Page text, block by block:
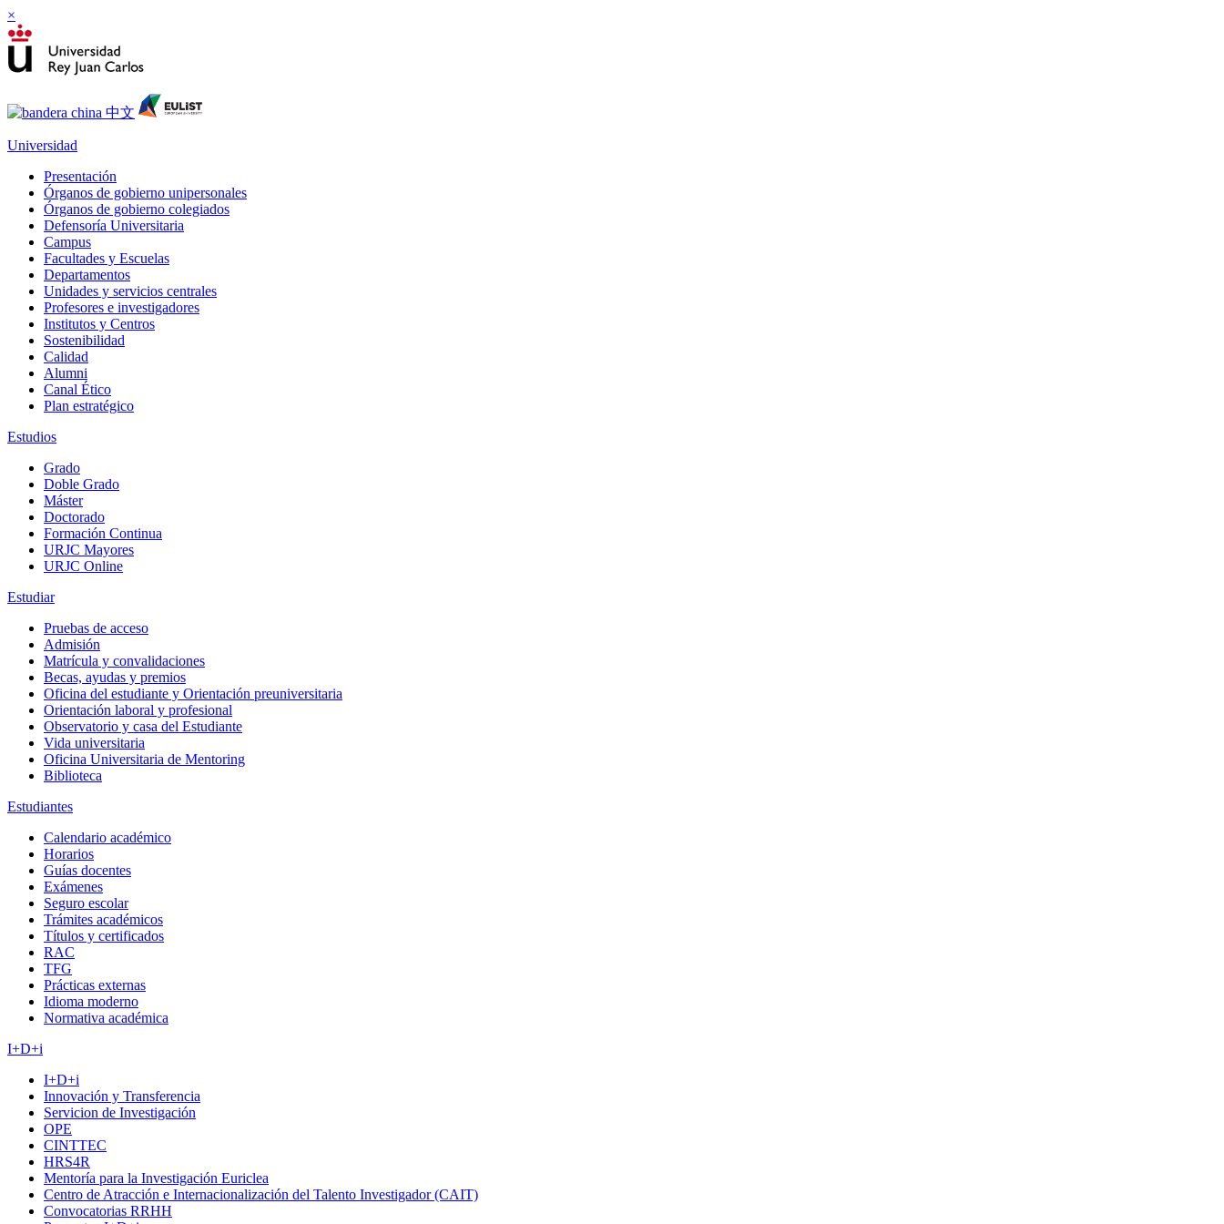
×
Universidad
Presentación
Órganos de gobierno unipersonales
Órganos de gobierno colegiados
Defensoría Universitaria
Campus
Facultades y Escuelas
Departamentos
Unidades y servicios centrales
Profesores e investigadores
Institutos y Centros
Sostenibilidad
Calidad
Alumni
Canal Ético
Plan estratégico
Estudios
Grado
Doble Grado
Máster
Doctorado
Formación Continua
URJC Mayores
URJC Online
Estudiar
Pruebas de acceso
Admisión
Matrícula y convalidaciones
Becas, ayudas y premios
Oficina del estudiante y Orientación preuniversitaria
Orientación laboral y profesional
Observatorio y casa del Estudiante
Vida universitaria
Oficina Universitaria de Mentoring
Biblioteca
Estudiantes
Calendario académico
Horarios
Guías docentes
Exámenes
Seguro escolar
Trámites académicos
Títulos y certificados
RAC
TFG
Prácticas externas
Idioma moderno
Normativa académica
I+D+i
I+D+i
Innovación y Transferencia
Servicion de Investigación
OPE
CINTTEC
HRS4R
Mentoría para la Investigación Euriclea
Centro de Atracción e Internacionalización del Talento Investigador (CAIT)
Convocatorias RRHH